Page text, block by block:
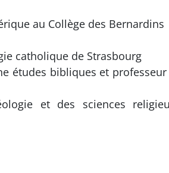
au Collège des Bernardins
catholique de Strasbourg
études bibliques et professeur
et des sciences